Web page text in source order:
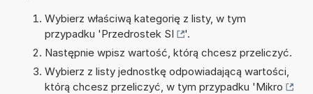
Wybierz właściwą kategorię z listy, w tym
przypadku 'Przedrostek SI
'.
Następnie wpisz wartość, którą chcesz przeliczyć.
Wybierz z listy jednostkę odpowiadającą wartości,
którą chcesz przeliczyć, w tym przypadku 'Mikro